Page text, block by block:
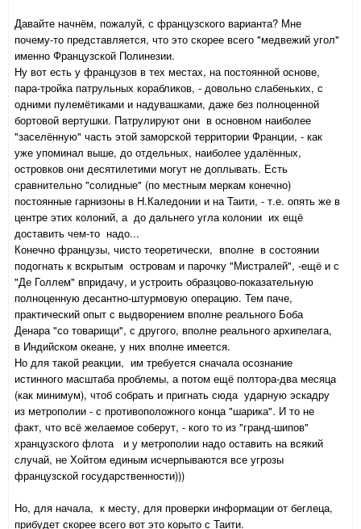
Давайте начнём, пожалуй, с французского варианта? Мне
почему-то представляется, что это скорее всего "медвежий угол"
именно Французской Полинезии.
Ну вот есть у французов в тех местах, на постоянной основе,
пара-тройка патрульных корабликов, - довольно слабеньких, с
одними пулемётиками и надувашками, даже без полноценной
бортовой вертушки. Патрулируют они в основном наиболее
"заселённую" часть этой заморской территории Франции, - как
уже упоминал выше, до отдельных, наиболее удалённых,
островков они десятилетими могут не доплывать. Есть
сравнительно "солидные" (по местным меркам конечно)
постоянные гарнизоны в Н.Каледонии и на Таити, - т.е. опять же в
центре этих колоний, а до дальнего угла колонии их ещё
доставить чем-то надо...
Конечно французы, чисто теоретически, вполне в состоянии
подогнать к вскрытым островам и парочку "Мистралей", -ещё и с
"Де Голлем" впридачу, и устроить образцово-показательную
полноценную десантно-штурмовую операцию. Тем паче,
практический опыт с выдворением вполне реального Боба
Денара "со товарищи", с другого, вполне реального архипелага,
в Индийском океане, у них вполне имеется.
Но для такой реакции, им требуется сначала осознание
истинного масштаба проблемы, а потом ещё полтора-два месяца
(как минимум), чтоб собрать и пригнать сюда ударную эскадру
из метрополии - с противоположного конца "шарика". И то не
факт, что всё желаемое соберут, - кого то из "гранд-шипов"
хранцузского флота и у метрополии надо оставить на всякий
случай, не Хойтом единым исчерпываются все угрозы
французской государственности)))
Но, для начала, к месту, для проверки информации от беглеца,
прибудет скорее всего вот это корыто с Таити.